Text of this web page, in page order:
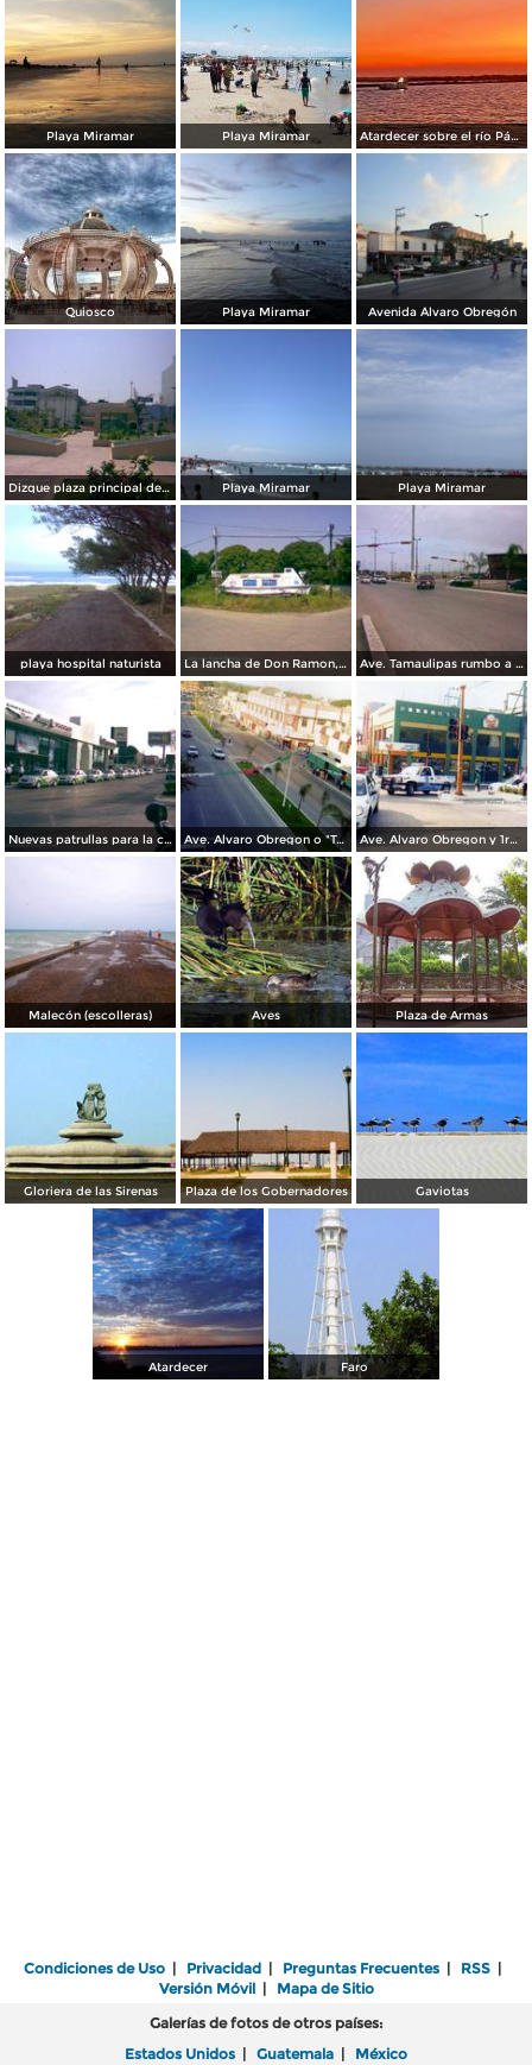
Playa Miramar Playa Miramar Atardecer sobre el río Pánuco
Quiosco Playa Miramar Avenida Álvaro Obregón
Dizque plaza principal de cd.madero Playa Miramar Playa Miramar
playa hospital naturista La lancha de Don Ramon, dijo cruzo el canal de la Mancha a nado Ave. Tamaulipas rumbo a la playa Miramar
Nuevas patrullas para la ciudad, aun en la agencia en la Ave.Obregon Ave. Alvaro Obregon o "Tampico-Playa" como tambien se le conoce Ave. Alvaro Obregon y 1ro de Mayo
Malecón (escolleras) Aves Plaza de Armas
Gloriera de las Sirenas Plaza de los Gobernadores Gaviotas
Atardecer Faro
Condiciones de Uso | Privacidad | Preguntas Frecuentes | RSS |
Versión Móvil| Mapa de Sitio
Galerías de fotos de otros países:
Estados Unidos | Guatemala | México